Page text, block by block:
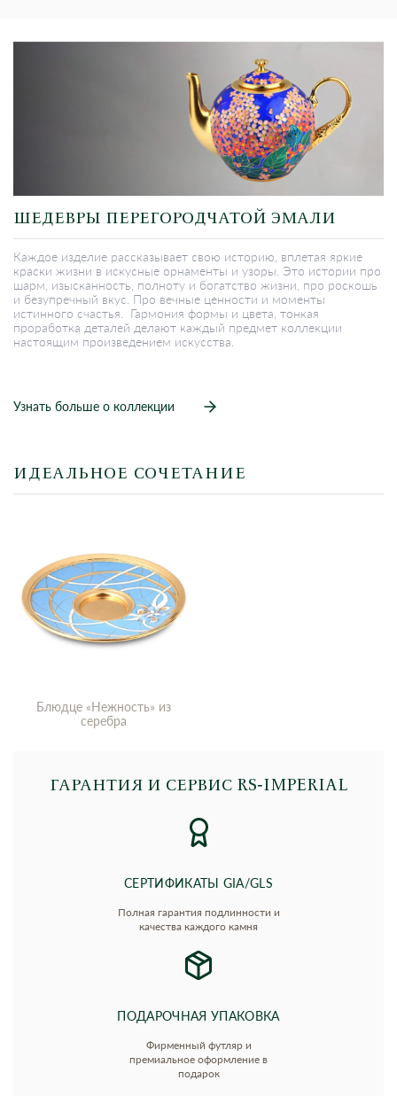
ИДЕАЛЬНОЕ СОЧЕТАНИЕ
Блюдце «Нежность» из
серебра
ШЕДЕВРЫ ПЕРЕГОРОДЧАТОЙ ЭМАЛИ
Каждое изделие рассказывает свою историю, вплетая яркие
краски жизни в искусные орнаменты и узоры. Это истории про
шарм, изысканность, полноту и богатство жизни, про роскошь
и безупречный вкус. Про вечные ценности и моменты
истинного счастья. Гармония формы и цвета, тонкая
проработка деталей делают каждый предмет коллекции
настоящим произведением искусства.
Узнать больше о коллекции
ГАРАНТИЯ И СЕРВИС RS‑IMPERIAL
СЕРТИФИКАТЫ GIA/GLS
Полная гарантия подлинности и
качества каждого камня
ПОДАРОЧНАЯ УПАКОВКА
Фирменный футляр и
премиальное оформление в
подарок